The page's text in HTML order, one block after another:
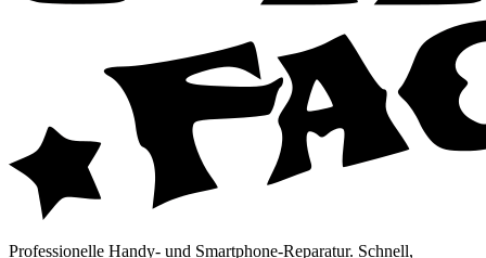
Professionelle Handy- und Smartphone-Reparatur. Schnell,